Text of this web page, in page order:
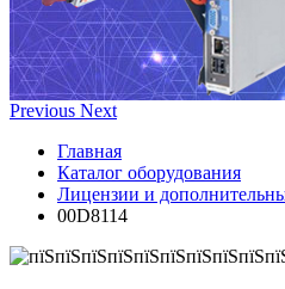
Previous Next
Главная
Каталог оборудования
Лицензии и
00D8114